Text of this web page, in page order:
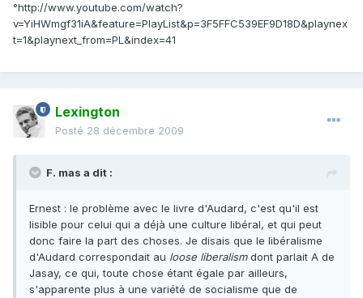
°http://www.youtube.com/watch?
v=YiHWmgf31iA&feature=PlayList&p=3F5FFC539EF9D18D&playnex
t=1&playnext_from=PL&index=41
Lexington
Posté 28 décembre 2009
F. mas a dit :
Ernest : le problème avec le livre d'Audard, c'est qu'il est
lisible pour celui qui a déjà une culture libéral, et qui peut
donc faire la part des choses. Je disais que le libéralisme
d'Audard correspondait au loose liberalismdont parlait A de
Jasay, ce qui, toute chose étant égale par ailleurs,
s'apparente plus à une variété de socialisme que de